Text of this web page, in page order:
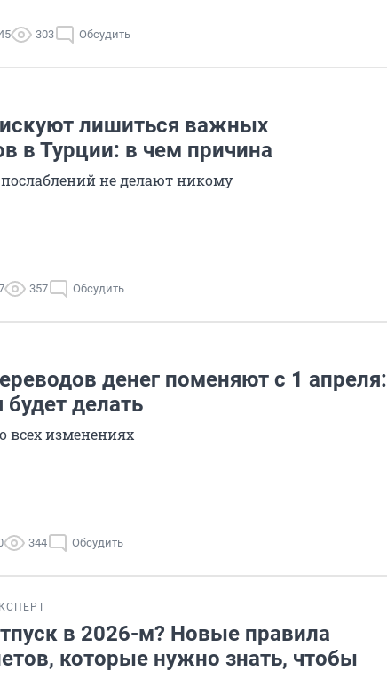
303 Обсудить
лишиться важных
в Турции: в чем причина
не делают никому
357 Обсудить
денег поменяют с 1 апреля:
будет делать
всех изменениях
344 Обсудить
в 2026-м? Новые правила
которые нужно знать, чтобы